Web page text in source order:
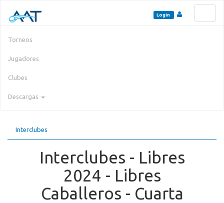
Torneos
Jugadores
Clubes
Descargas
Login
Interclubes
Interclubes - Libres
2024 - Libres
Caballeros - Cuarta